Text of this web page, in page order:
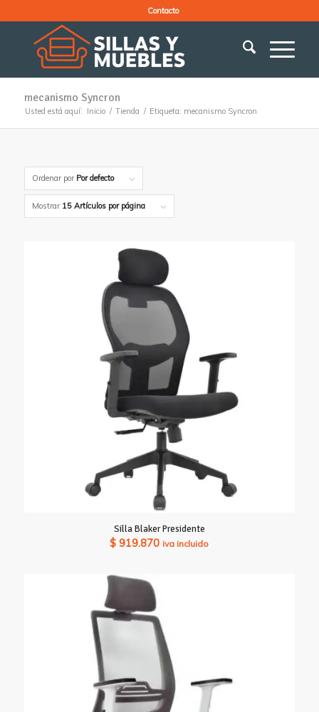
Contacto
mecanismo Syncron
Usted está aquí: Inicio / Tienda / Etiqueta: mecanismo Syncron
Ordenar por Por defecto
Mostrar 15 Artículos por página
Silla Blaker Presidente
$ 919.870 iva incluido